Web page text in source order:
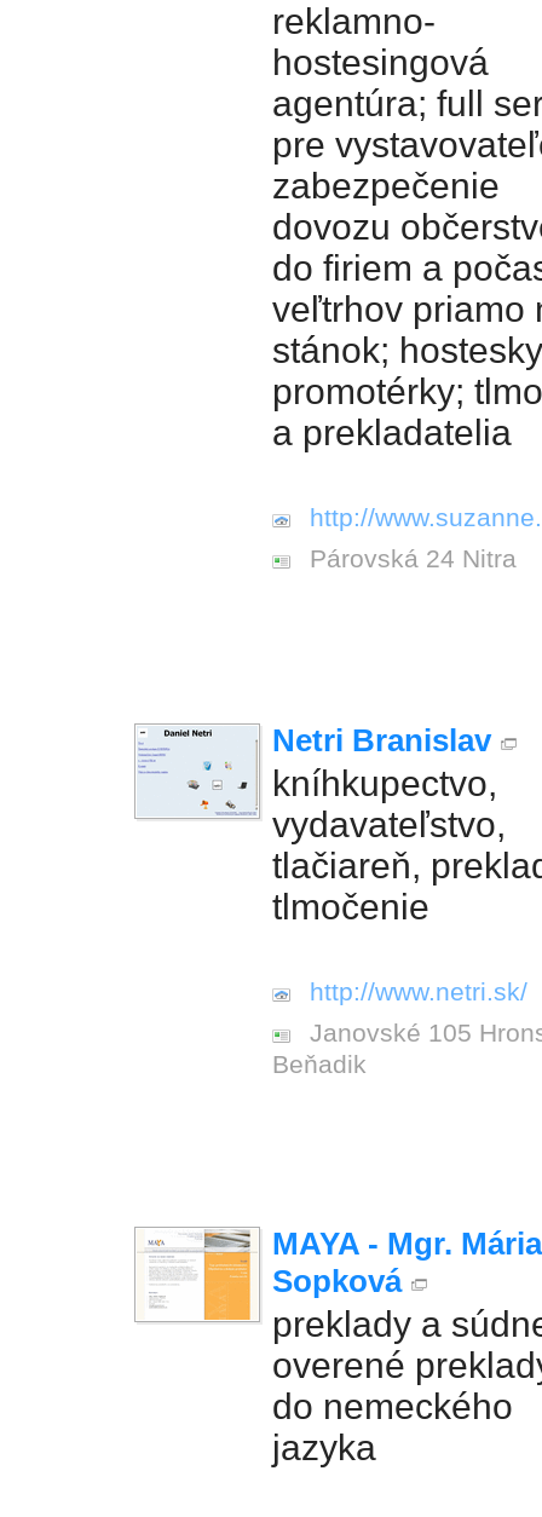
reklamno-
hostesingová
agentúra; full
pre
zabezpečenie
dovozu
do firiem a
veľtrhov priamo
stánok;
promotérky;
a prekladatelia
http://
Párovská 24 Nitra
Netri Branislav
kníhkupectvo,
vydavateľstvo,
tlačiareň,
tlmočenie
http://www.netri.sk/
Janovské 105
Beňadik
MAYA - Mgr. Mária
Sopková
preklady a
overené
do nemeckého
jazyka